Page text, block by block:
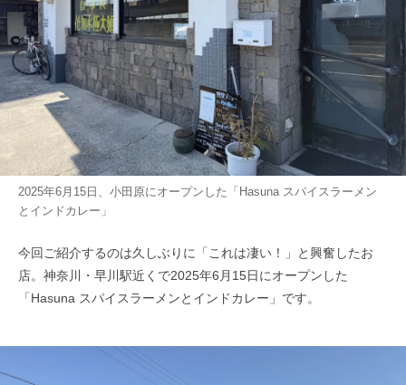
2025年6月15日、小田原にオープンした「Hasuna スパイスラーメン
とインドカレー」
今回ご紹介するのは久しぶりに「これは凄い！」と興奮したお
店。神奈川・早川駅近くで2025年6月15日にオープンした
「Hasuna スパイスラーメンとインドカレー」です。